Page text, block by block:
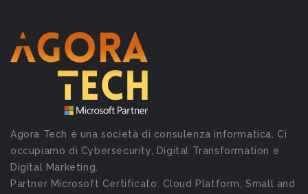
Agora Tech è una società di consulenza informatica. Ci
occupiamo di Cybersecurity, Digital Transformation e
Digital Marketing.
Partner Microsoft Certificato: Cloud Platform; Small and